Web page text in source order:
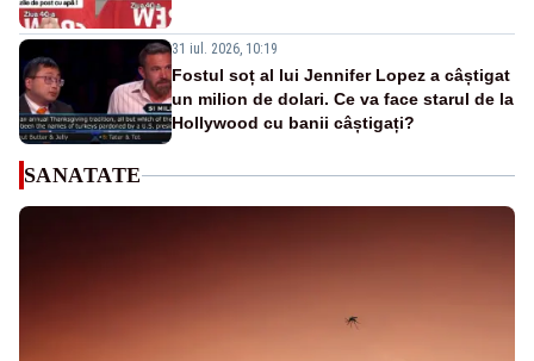
31 iul. 2026, 10:19
Fostul soț al lui Jennifer Lopez a câștigat
un milion de dolari. Ce va face starul de la
Hollywood cu banii câștigați?
SANATATE